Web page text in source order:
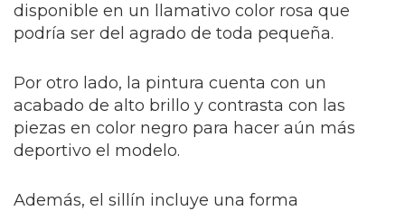
disponible en un llamativo color rosa que
podría ser del agrado de toda pequeña.
Por otro lado, la pintura cuenta con un
acabado de alto brillo y contrasta con las
piezas en color negro para hacer aún más
deportivo el modelo.
Además, el sillín incluye una forma